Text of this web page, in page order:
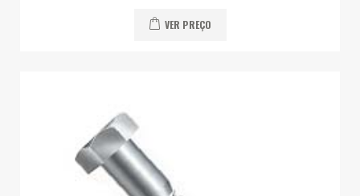
VER PREÇO